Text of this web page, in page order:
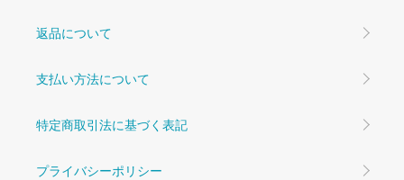
返品について
支払い方法について
特定商取引法に基づく表記
プライバシーポリシー